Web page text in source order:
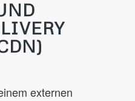
externen